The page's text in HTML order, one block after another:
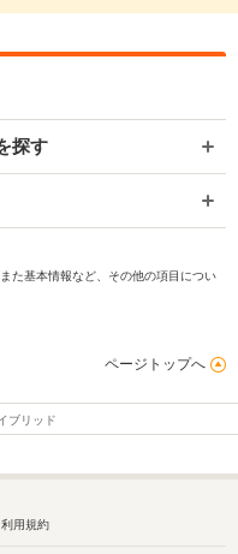
探す
た基本情報など、その他の項目につい
ページトップへ
ブリッド
利用規約